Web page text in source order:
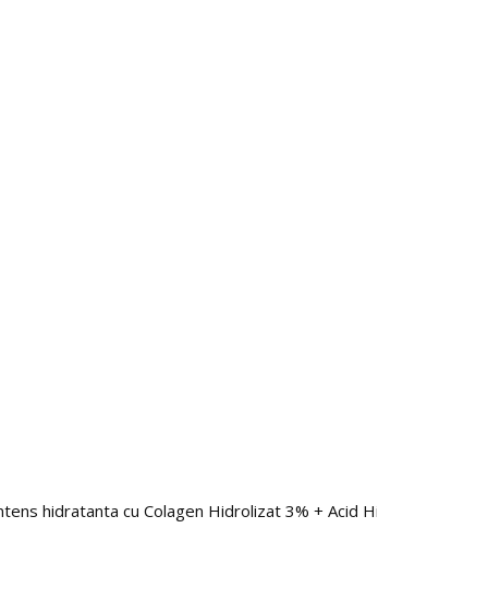
hidratanta cu Colagen Hidrolizat 3% + Acid Hialuronic 3D